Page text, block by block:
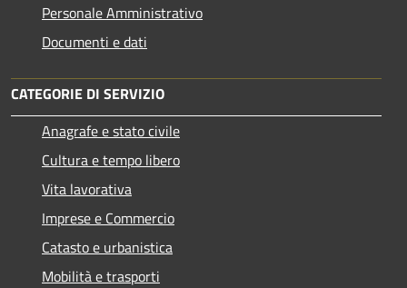
Personale Amministrativo
Documenti e dati
CATEGORIE DI SERVIZIO
Anagrafe e stato civile
Cultura e tempo libero
Vita lavorativa
Imprese e Commercio
Catasto e urbanistica
Mobilità e trasporti